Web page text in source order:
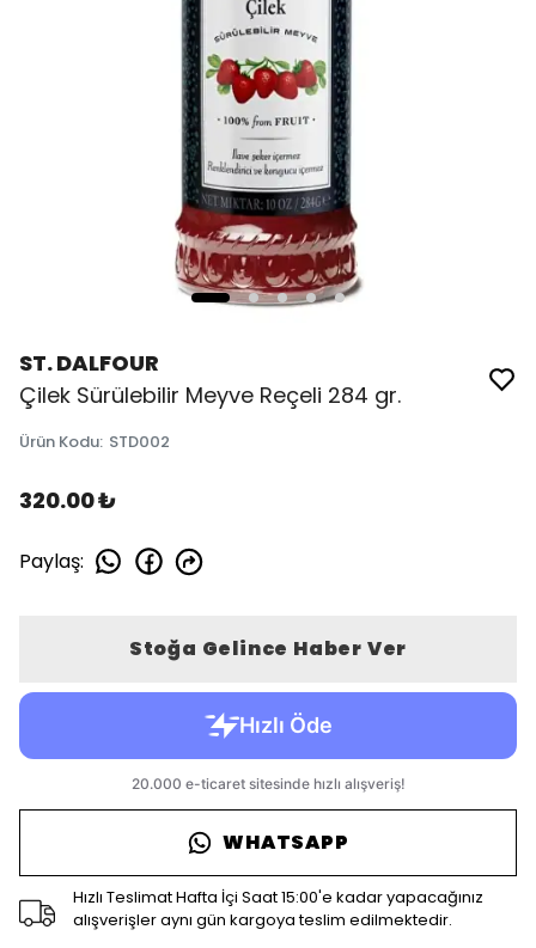
ST. DALFOUR
Çilek Sürülebilir Meyve Reçeli 284 gr.
Ürün Kodu: STD002
320.00 ₺
Paylaş:
Stoğa Gelince Haber Ver
WHATSAPP
Hızlı Teslimat Hafta İçi Saat 15:00'e kadar yapacağınız
alışverişler aynı gün kargoya teslim edilmektedir.